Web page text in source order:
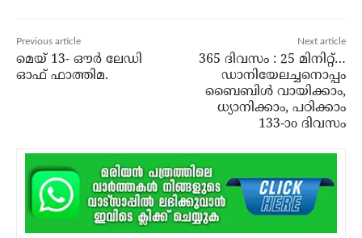
Previous article
മെയ് 13- ഔര്‍ ലേഡി
ഓഫ് ഫാത്തിമ.
Next article
365 ദിവസം : 25 മിനിറ്റ്…
ഡാനിയേലച്ചനൊപ്പം
ബൈബിൾ വായിക്കാം,
ധ്യാനിക്കാം, പഠിക്കാം
133-ാo ദിവസം